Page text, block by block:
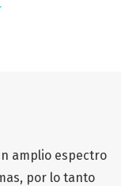
amplio espectro
por lo tanto